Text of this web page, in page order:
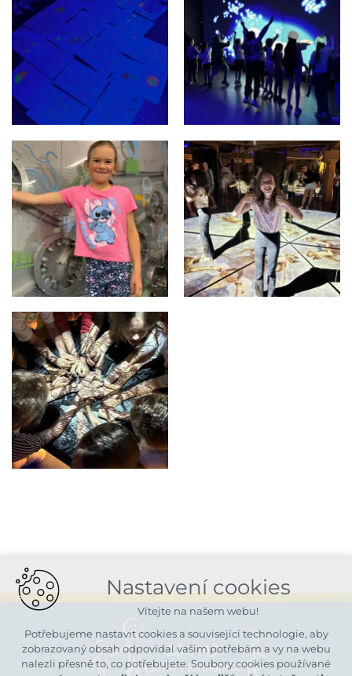
Nastavení cookies
Vítejte na našem webu!
Potřebujeme nastavit cookies a související technologie, aby
zobrazovaný obsah odpovídal vašim potřebám a vy na webu
nalezli přesně to, co potřebujete. Soubory cookies používané